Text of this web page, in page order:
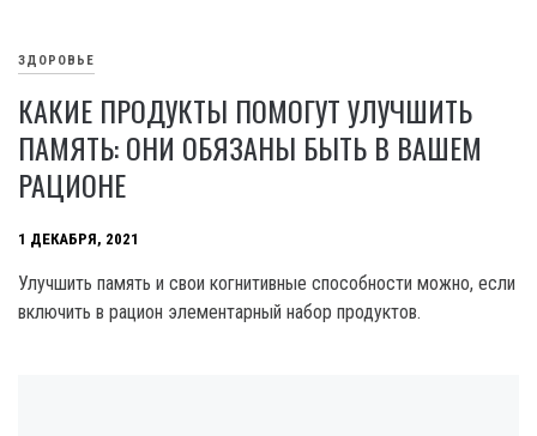
ЗДОРОВЬЕ
КАКИЕ ПРОДУКТЫ ПОМОГУТ УЛУЧШИТЬ
ПАМЯТЬ: ОНИ ОБЯЗАНЫ БЫТЬ В ВАШЕМ
РАЦИОНЕ
1 ДЕКАБРЯ, 2021
Улучшить память и свои когнитивные способности можно, если
включить в рацион элементарный набор продуктов.